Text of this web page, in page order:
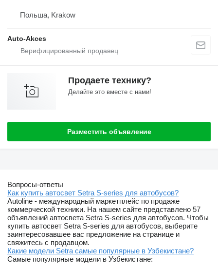
Польша, Krakow
Auto-Akces
Продаете технику?
Делайте это вместе с нами!
Разместить объявление
Вопросы-ответы
Как купить автосвет Setra S-series для автобусов?
Autoline - международный маркетплейс по продаже
коммерческой техники. На нашем сайте представлено 57
объявлений автосвета Setra S-series для автобусов. Чтобы
купить автосвет Setra S-series для автобусов, выберите
заинтересовавшее вас предложение на странице и
свяжитесь с продавцом.
Какие модели Setra самые популярные в Узбекистане?
Самые популярные модели в Узбекистане: